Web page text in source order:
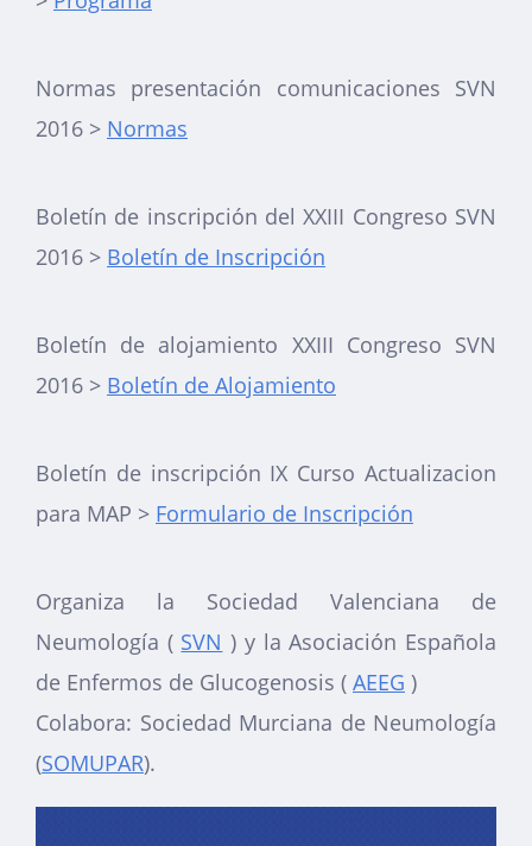
Normas presentación comunicaciones SVN
2016 > Normas
Boletín de inscripción del XXIII Congreso SVN
2016 > Boletín de Inscripción
Boletín de alojamiento XXIII Congreso SVN
2016 > Boletín de Alojamiento
Boletín de inscripción IX Curso Actualizacion
para MAP > Formulario de Inscripción
Organiza la Sociedad Valenciana de
Neumología ( SVN ) y la Asociación Española
de Enfermos de Glucogenosis ( AEEG )
Colabora: Sociedad Murciana de Neumología
(SOMUPAR).